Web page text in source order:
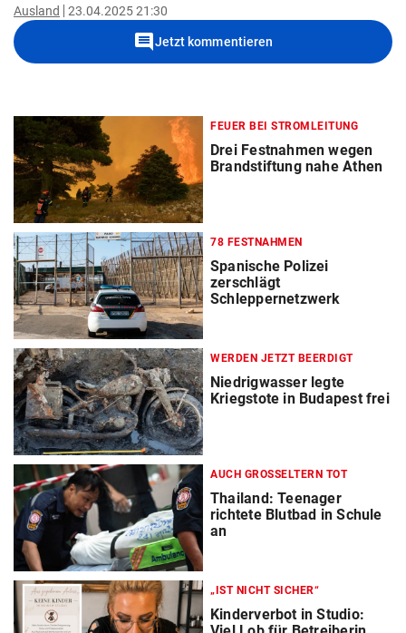
Ausland 23.04.2025 21:30
commentJetzt kommentieren
FEUER BEI STROMLEITUNG
Drei Festnahmen wegen
Brandstiftung nahe Athen
78 FESTNAHMEN
Spanische Polizei
zerschlägt
Schleppernetzwerk
WERDEN JETZT BEERDIGT
Niedrigwasser legte
Kriegstote in Budapest frei
AUCH GROSSELTERN TOT
Thailand: Teenager
richtete Blutbad in Schule
an
„IST NICHT SICHER“
Kinderverbot in Studio: